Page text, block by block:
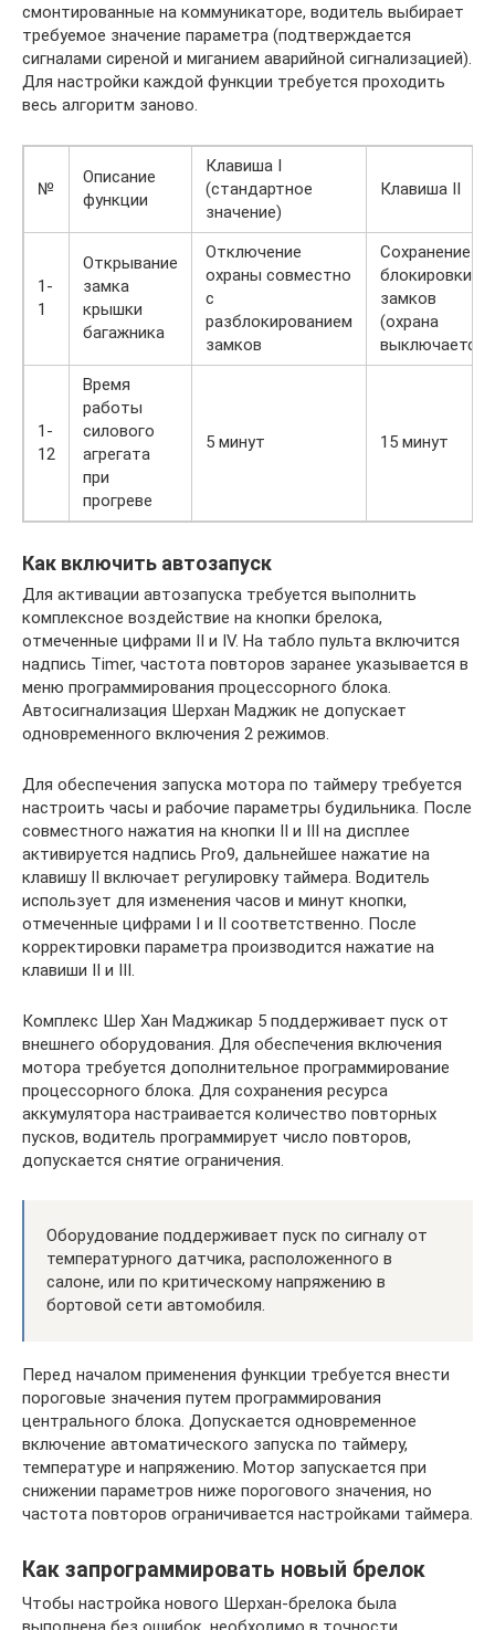
смонтированные на коммуникаторе, водитель выбирает
требуемое значение параметра (подтверждается
сигналами сиреной и миганием аварийной сигнализацией).
Для настройки каждой функции требуется проходить
весь алгоритм заново.
№
Описание
функции
Клавиша I
(стандартное
значение)
Клавиша II
1-
1
Открывание
замка
крышки
багажника
Отключение
охраны совместно
с
разблокированием
замков
Сохранение
блокировки
замков
(охрана
выключается)
1-
12
Время
работы
силового
агрегата
при
прогреве
5 минут 15 минут
Как включить автозапуск
Для активации автозапуска требуется выполнить
комплексное воздействие на кнопки брелока,
отмеченные цифрами II и IV. На табло пульта включится
надпись Timer, частота повторов заранее указывается в
меню программирования процессорного блока.
Автосигнализация Шерхан Маджик не допускает
одновременного включения 2 режимов.
Для обеспечения запуска мотора по таймеру требуется
настроить часы и рабочие параметры будильника. После
совместного нажатия на кнопки II и III на дисплее
активируется надпись Pro9, дальнейшее нажатие на
клавишу II включает регулировку таймера. Водитель
использует для изменения часов и минут кнопки,
отмеченные цифрами I и II соответственно. После
корректировки параметра производится нажатие на
клавиши II и III.
Комплекс Шер Хан Маджикар 5 поддерживает пуск от
внешнего оборудования. Для обеспечения включения
мотора требуется дополнительное программирование
процессорного блока. Для сохранения ресурса
аккумулятора настраивается количество повторных
пусков, водитель программирует число повторов,
допускается снятие ограничения.
Оборудование поддерживает пуск по сигналу от
температурного датчика, расположенного в
салоне, или по критическому напряжению в
бортовой сети автомобиля.
Перед началом применения функции требуется внести
пороговые значения путем программирования
центрального блока. Допускается одновременное
включение автоматического запуска по таймеру,
температуре и напряжению. Мотор запускается при
снижении параметров ниже порогового значения, но
частота повторов ограничивается настройками таймера.
Как запрограммировать новый брелок
Чтобы настройка нового Шерхан-брелока была